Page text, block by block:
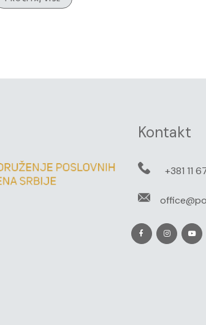
Kontakt
+381 11